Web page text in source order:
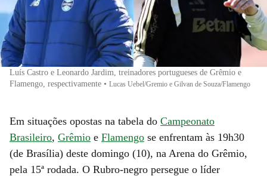
Luís Castro e Leonardo Jardim, treinadores portugueses de Grêmio e
Flamengo, respectivamente • Lucas Uebel/Gremio e Gilvan de Souza/Flamengo
Em situações opostas na tabela do Campeonato
Brasileiro, Grêmio e Flamengo se enfrentam às 19h30
(de Brasília) deste domingo (10), na Arena do Grêmio,
pela 15ª rodada. O Rubro-negro persegue o líder